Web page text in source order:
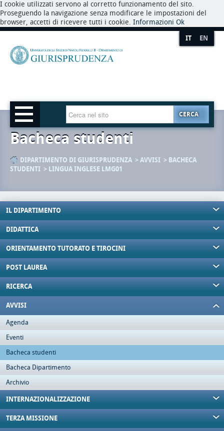
I cookie utilizzati servono al corretto funzionamento del sito.
Proseguendo la navigazione senza modificare le impostazioni del
browser, accetti di ricevere tutti i cookie. Informazioni Ok
IT EN
CERCA
Bacheca studenti
DIPARTIMENTO DI GIURISPRUDENZA AVVISI
BACHECA
STUDENTI
LINGUA INGLESE LMG01
IL DIPARTIMENTO
DIDATTICA
ORIENTAMENTO TUTORATO E TIROCINI
POST LAUREA
RICERCA
AVVISI
Agenda
Eventi
Bacheca studenti
Bacheca Dipartimento
Archivio
INTERNAZIONALIZZAZIONE
TERZA MISSIONE